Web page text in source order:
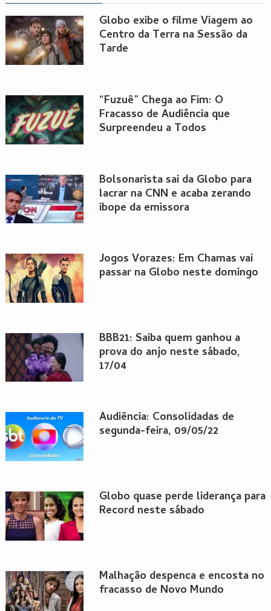
Globo exibe o filme Viagem ao
Centro da Terra na Sessão da
Tarde
“Fuzuê” Chega ao Fim: O
Fracasso de Audiência que
Surpreendeu a Todos
Bolsonarista sai da Globo para
lacrar na CNN e acaba zerando
ibope da emissora
Jogos Vorazes: Em Chamas vai
passar na Globo neste domingo
BBB21: Saiba quem ganhou a
prova do anjo neste sábado,
17/04
Audiência: Consolidadas de
segunda-feira, 09/05/22
Globo quase perde liderança para
Record neste sábado
Malhação despenca e encosta no
fracasso de Novo Mundo